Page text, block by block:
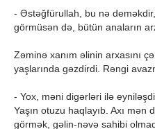
- Əstəğfürullah, bu nə
görmüsən də, bütün anaların
Zəminə xanım əlinin arxasını
yaşlarında gəzdirdi. Rəngi
- Yox, məni digərləri ilə
Yaşın otuzu haqlayıb. Axı mən
görmək, gəlin-nəvə sahibi